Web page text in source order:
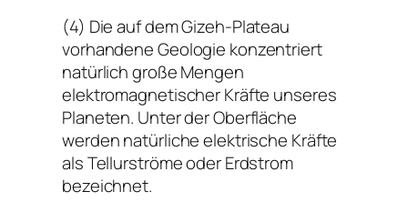
(4) Die auf dem Gizeh-Plateau
vorhandene Geologie konzentriert
natürlich große Mengen
elektromagnetischer Kräfte unseres
Planeten. Unter der Oberfläche
werden natürliche elektrische Kräfte
als Tellurströme oder Erdstrom
bezeichnet.